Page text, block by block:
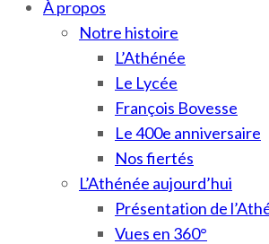
À propos
Notre histoire
L’Athénée
Le Lycée
François Bovesse
Le 400e anniversaire
Nos fiertés
L’Athénée aujourd’hui
Présentation de
Vues en 360°